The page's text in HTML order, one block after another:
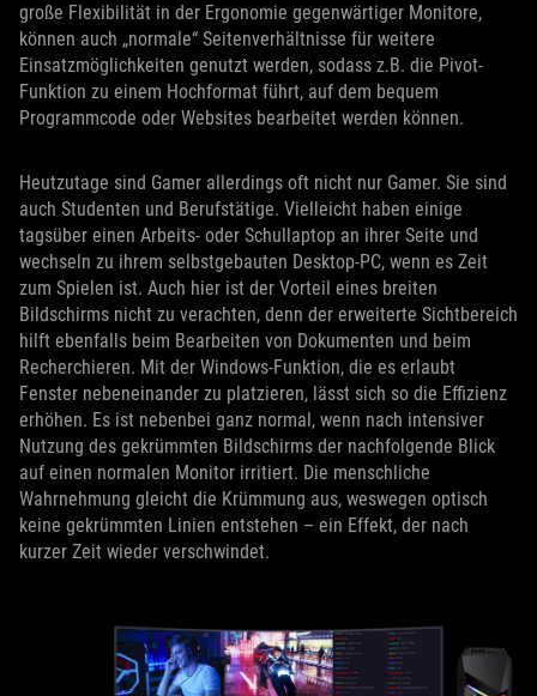
große Flexibilität in der Ergonomie gegenwärtiger Monitore,
können auch „normale“ Seitenverhältnisse für weitere
Einsatzmöglichkeiten genutzt werden, sodass z.B. die Pivot-
Funktion zu einem Hochformat führt, auf dem bequem
Programmcode oder Websites bearbeitet werden können.
Heutzutage sind Gamer allerdings oft nicht nur Gamer. Sie sind
auch Studenten und Berufstätige. Vielleicht haben einige
tagsüber einen Arbeits- oder Schullaptop an ihrer Seite und
wechseln zu ihrem selbstgebauten Desktop-PC, wenn es Zeit
zum Spielen ist. Auch hier ist der Vorteil eines breiten
Bildschirms nicht zu verachten, denn der erweiterte Sichtbereich
hilft ebenfalls beim Bearbeiten von Dokumenten und beim
Recherchieren. Mit der Windows-Funktion, die es erlaubt
Fenster nebeneinander zu platzieren, lässt sich so die Effizienz
erhöhen. Es ist nebenbei ganz normal, wenn nach intensiver
Nutzung des gekrümmten Bildschirms der nachfolgende Blick
auf einen normalen Monitor irritiert. Die menschliche
Wahrnehmung gleicht die Krümmung aus, weswegen optisch
keine gekrümmten Linien entstehen – ein Effekt, der nach
kurzer Zeit wieder verschwindet.